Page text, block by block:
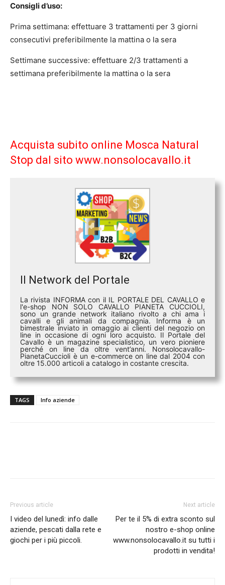
Consigli d’uso:
Prima settimana: effettuare 3 trattamenti per 3 giorni
consecutivi preferibilmente la mattina o la sera
Settimane successive: effettuare 2/3 trattamenti a
settimana preferibilmente la mattina o la sera
Acquista subito online Mosca Natural
Stop dal sito www.nonsolocavallo.it
Il Network del Portale
La rivista INFORMA con il IL PORTALE DEL CAVALLO e
l'e-shop NON SOLO CAVALLO PIANETA CUCCIOLI,
sono un grande network italiano rivolto a chi ama i
cavalli e gli animali da compagnia. Informa è un
bimestrale inviato in omaggio ai clienti del negozio on
line in occasione di ogni loro acquisto. Il Portale del
Cavallo è un magazine specialistico, un vero pioniere
perché on line da oltre vent’anni. Nonsolocavallo-
PianetaCuccioli è un e-commerce on line dal 2004 con
oltre 15.000 articoli a catalogo in costante crescita.
TAGS Info aziende
Previous article
I video del lunedì: info dalle
aziende, pescati dalla rete e
giochi per i più piccoli.
Next article
Per te il 5% di extra sconto sul
nostro e-shop online
www.nonsolocavallo.it su tutti i
prodotti in vendita!